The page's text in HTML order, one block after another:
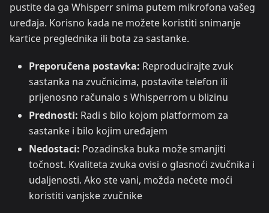
pustite da ga Whisperr snima putem mikrofona vašeg
uređaja. Korisno kada ne možete koristiti snimanje
kartice preglednika ili bota za sastanke.
Preporučena postavka: Reproducirajte zvuk
sastanka na zvučnicima, postavite telefon ili
prijenosno računalo s Whisperrom u blizinu
Prednosti: Radi s bilo kojom platformom za
sastanke i bilo kojim uređajem
Nedostaci: Pozadinska buka može smanjiti
točnost. Kvaliteta zvuka ovisi o glasnoći zvučnika i
udaljenosti. Ako ste vani, možda nećete moći
koristiti vanjske zvučnike